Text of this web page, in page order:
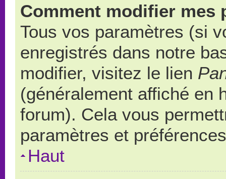
Comment modifier mes
Tous vos paramètres (si
enregistrés dans notre
modifier, visitez le lien
(généralement affiché en
forum). Cela vous
paramètres et
Haut